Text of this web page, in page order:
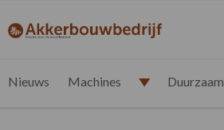
de
de
de
de
akkerbouwbedrijf.nl
Nieuws Machines